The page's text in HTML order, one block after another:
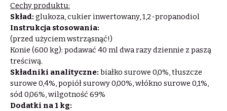
Cechy produktu:
Skład: glukoza, cukier inwertowany, 1,2-propanodiol
Instrukcja stosowania:
(przed użyciem wstrząsnąć!)
Konie (600 kg): podawać 40 ml dwa razy dziennie z paszą
treściwą.
Składniki analityczne: białko surowe 0,0%, tłuszcze
surowe 0,4%, popiół surowy 0,00%, włókno surowe 0,1%,
sód 0,06%, wilgotność 69%
Dodatki na 1 kg: